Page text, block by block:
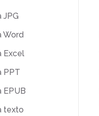
JPG
Word
Excel
PPT
EPUB
texto